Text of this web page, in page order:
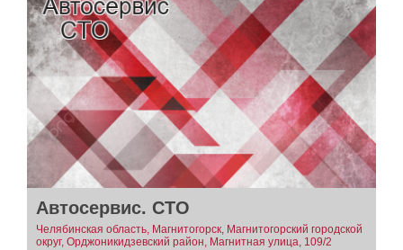
Автосервис. СТО
Челябинская область, Магнитогорск, Магнитогорский городской
округ, Орджоникидзевский район, Магнитная улица, 109/2